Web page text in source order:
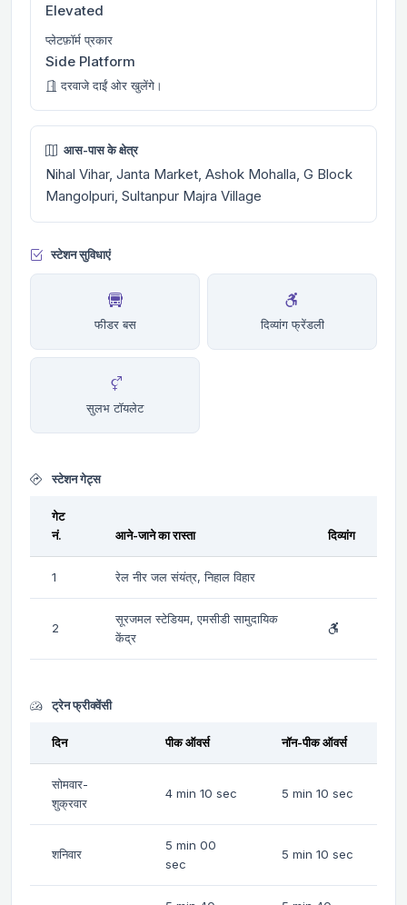
Elevated
प्लेटफ़ॉर्म प्रकार
Side Platform
दरवाजे दाईं ओर खुलेंगे।
आस-पास के क्षेत्र
Nihal Vihar, Janta Market, Ashok Mohalla, G Block
Mangolpuri, Sultanpur Majra Village
स्टेशन सुविधाएं
फीडर बस दिव्यांग फ्रेंडली
सुलभ टॉयलेट
स्टेशन गेट्स
गेट
नं.
आने-जाने का रास्ता दिव्यांग
1 रेल नीर जल संयंत्र, निहाल विहार
2
सूरजमल स्टेडियम, एमसीडी सामुदायिक
केंद्र
ट्रेन फ्रीक्वेंसी
दिन पीक ऑवर्स नॉन-पीक ऑवर्स
सोमवार-
शुक्रवार
4 min 10 sec 5 min 10 sec
शनिवार
5 min 00
sec
5 min 10 sec